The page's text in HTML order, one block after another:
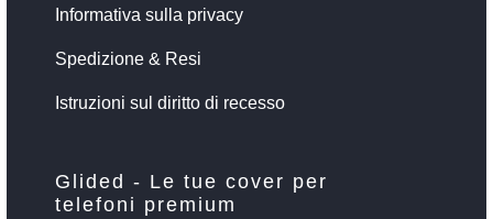
Informativa sulla privacy
Spedizione & Resi
Istruzioni sul diritto di recesso
Glided - Le tue cover per
telefoni premium